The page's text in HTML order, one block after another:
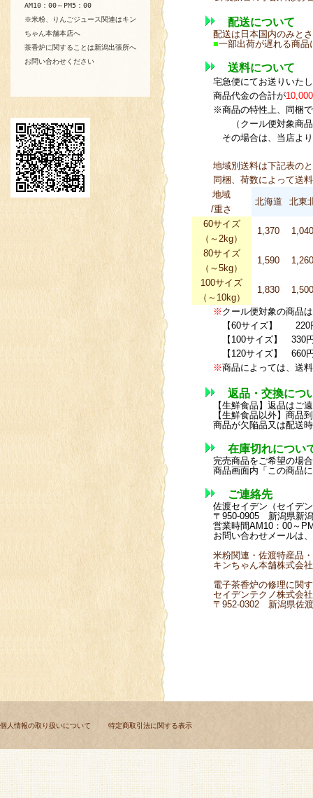
配送について
配送は日本国内のみと
■一部出荷が遅れる商
送料について
宅急便にてお送りいた
商品代金の合計が
※商品の特性上、同梱
（クール便対象商
その場合は、当店よ
地域別送料は下記表の
同梱、荷数によって送
地域
/重さ
北海道 北東
60サイズ
（～2kg）
1,370
80サイズ
（～5kg）
1,590
100サイズ
（～10kg）
1,830
※ クール便対象の商品
【60サイズ】 220
【100サイズ】 330
【120サイズ】 660
※商品によっては、送
返品・交換につ
【生鮮食品】返品はご
【生鮮食品以外】商品
商品が欠陥品又は配送
在庫切れについ
完売商品をご希望の場
商品画面内「この商品
ご連絡先
佐渡セイデン（セイデ
〒950-0905 新潟
営業時間AM10：00～
お問い合わせメールは
米粉関連・佐渡特産品
キンちゃん本舗株
電子茶香炉の修理に関
セイデンテクノ株式会
〒952-0302 新潟県
AM10：00～PM5：00
※米粉、りんごジュース関連はキン
ちゃん本舗本店へ
茶香炉に関することは新潟出張所へ
お問い合わせください
個人情報の取り扱いについて 特定商取引法に関する表示